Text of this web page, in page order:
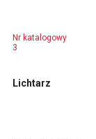
Nr katalogowy
3
Lichtarz